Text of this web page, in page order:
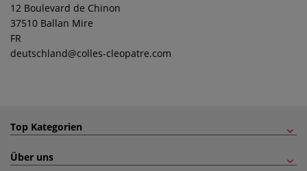
12 Boulevard de Chinon
37510 Ballan Mire
FR
deutschland@colles-cleopatre.com
Top Kategorien
Über uns